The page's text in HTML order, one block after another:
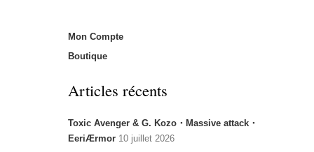
Mon Compte
Boutique
Articles récents
Toxic Avenger & G. Kozo・Massive attack・
EeriÆrmor 10 juillet 2026